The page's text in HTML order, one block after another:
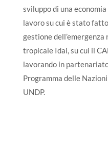
sviluppo di una
lavoro su cui è stato
gestione
tropicale Idai, su cui il
lavorando in
Programma delle
UNDP.